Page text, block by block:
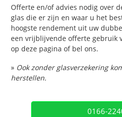
Offerte en/of advies nodig over
glas die er zijn en waar u het
hoogste rendement uit uw
een vrijblijvende offerte gebruik
op deze pagina of bel ons.
» Ook zonder glasverzekering
herstellen.
0166-